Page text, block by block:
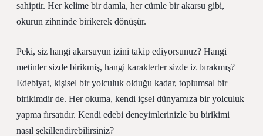
sahiptir. Her kelime bir damla, her cümle bir akarsu gibi,
okurun zihninde birikerek dönüşür.
Peki, siz hangi akarsuyun izini takip ediyorsunuz? Hangi
metinler sizde birikmiş, hangi karakterler sizde iz bırakmış?
Edebiyat, kişisel bir yolculuk olduğu kadar, toplumsal bir
birikimdir de. Her okuma, kendi içsel dünyamıza bir yolculuk
yapma fırsatıdır. Kendi edebi deneyimlerinizle bu birikimi
nasıl şekillendirebilirsiniz?